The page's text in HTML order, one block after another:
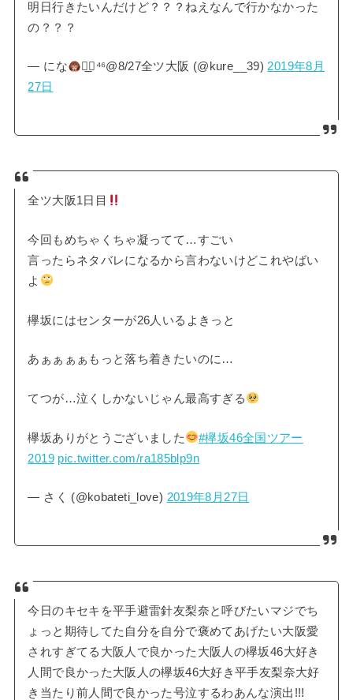
明日行きたいんだけど？？？ねえなんで行かなかった
の？？？
— にな ◢͟￨⁴⁶@8/27全ツ大阪 (@kure__39)2019年8月
27日
全ツ大阪1日目
今回もめちゃくちゃ凝ってて…すごい
言ったらネタバレになるから言わないけどこれやばい
よ
欅坂にはセンターが26人いるよきっと
あぁぁぁぁもっと落ち着きたいのに…
てつが…泣くしかないじゃん最高すぎる
欅坂ありがとうございました
#欅坂46全国ツアー
2019 pic.twitter.com/ra185blp9n
— さく (@kobateti_love) 2019年8月27日
今日のキセキを平手避雷針友梨奈と呼びたいマジでち
ょっと期待してた自分を自分で褒めてあげたい大阪愛
されすぎてる大阪人で良かった大阪人の欅坂46大好き
人間で良かった大阪人の欅坂46大好き平手友梨奈大好
き当たり前人間で良かった号泣するわあんな演出!!!